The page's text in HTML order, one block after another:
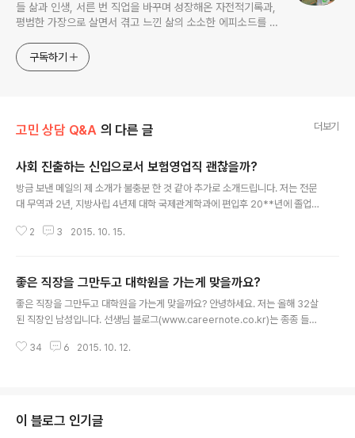
들 삶과 인생, 서른 번 직업을 바꾸며 성장해온 자전적기록과,
평범한 가장으로 살면서 겪고 느낀 삶의 소소한 에피소드를 전
고픈 커리어코치, 유튜브: 정교수의 인생수업
구독하기
고민 상담 Q&A 의 다른 글 더보기
사회 진출하는 신입으로서 보험영업직 괜찮을까?
방금 보낸 메일의 제 소개가 불충분 한 것 같아 추가로 소개드립니다. 저는 전문
대 무역과 2년, 지방사립 4년제 대학 국제관계학과에 편입후 20**년에 졸업하
년 했습니다. 실무면접에서 계속 떨어져서 올해부터 포기하고, **국비지원으로
며 원서를 지원하고 있었습니다. 집안 형편이 좋지 않아 학자금 대출 빚은 제 힘
으로 갚아야 하고 집에 빚도 있어 빨리 돈을 벌어야 한다는 부담감이 있습니다.
현재는 **영어마을에서 행정직 인턴으로 12월에 계약만료 예정입니다. 제가
2 3 2015. 10. 15.
좋은 직장을 그만두고 대학원을 가는게 맞을까요?
좋은 직장을 그만두고 대학원을 가는게 맞을까요? 안녕하세요. 저는 올해 32살
된 직장인 남성입니다. 선생님 블로그(www.careernote.co.kr)는 종종 들어
자 이렇게 메일 드리게 되었습니다. 저는 00대학교 경제학, 경영학을 전공하고
사생활이 B2B가 메인인 회사에서 신규 아이템 비즈니스를 하면서 유일하게 B
2C를 하다 보니 애로사항도 많았고 제 스스로 해결할 수 있는 문제들이 산적하
34 6 2015. 10. 12.
이 블로그 인기글